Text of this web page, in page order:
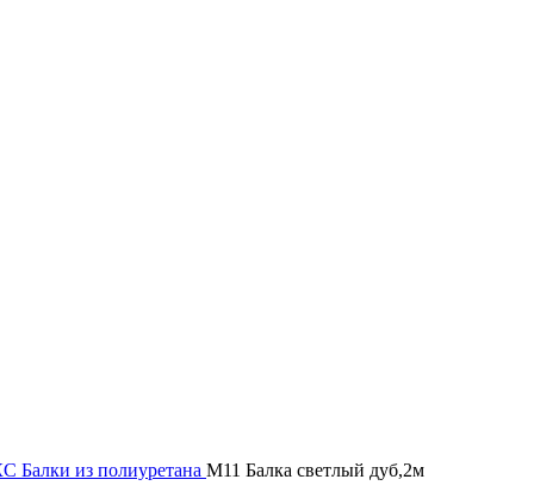
Балки из полиуретана М11 Балка светлый дуб,2м